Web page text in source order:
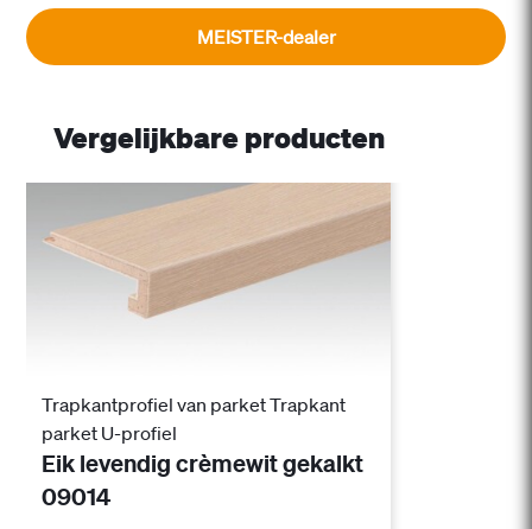
MEISTER-dealer
Vergelijkbare producten
Trapkantprofiel van parket Trapkant
parket U-profiel
Eik levendig crèmewit gekalkt
09014